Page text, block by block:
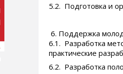
5.2. Подготовка и
Поддержка
6.1. Разработка
практические
6.2. Разработка